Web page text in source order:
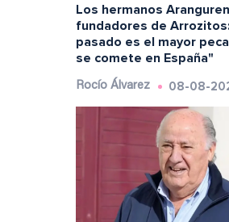
Los hermanos
fundadores de
pasado es el mayor
se comete en España"
Rocío Álvarez 08-08-